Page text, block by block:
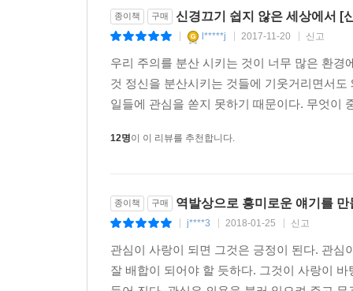
종이책 구매 신경끄기 쉽지 않은 세상에서 [
l*****j 2017-11-20 신고
우리 주의를 분산 시키는 것이 너무 많은 환
것 정신을 분산시키는 것들에 기웃거리면서
일들에 관심을 쏟지 못하기 때문이다. 무엇이
12명이 이 리뷰를 추천합니다.
종이책 구매 역발상으로 흥미로운 얘기를 만
j****3 2018-01-25 신고
관심이 사랑이 되면 그것은 긍정이 된다. 관
잘 배합이 되어야 할 듯하다. 그것이 사랑이